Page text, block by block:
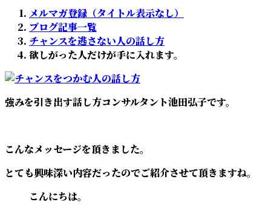
更
新
日
時
メルマガ登録（タイトル表示なし）
ブログ記事一覧
チャンスを逃さない人の話し方
欲しがった人だけが手に入れます。
強みを引き出す話し方コンサルタント池田弘子です。
こんなメッセージを頂きました。
とても興味深い内容だったのでご紹介させて頂きますね。
こんにちは。